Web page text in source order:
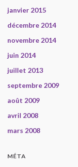
janvier 2015
décembre 2014
novembre 2014
juin 2014
juillet 2013
septembre 2009
août 2009
avril 2008
mars 2008
MÉTA